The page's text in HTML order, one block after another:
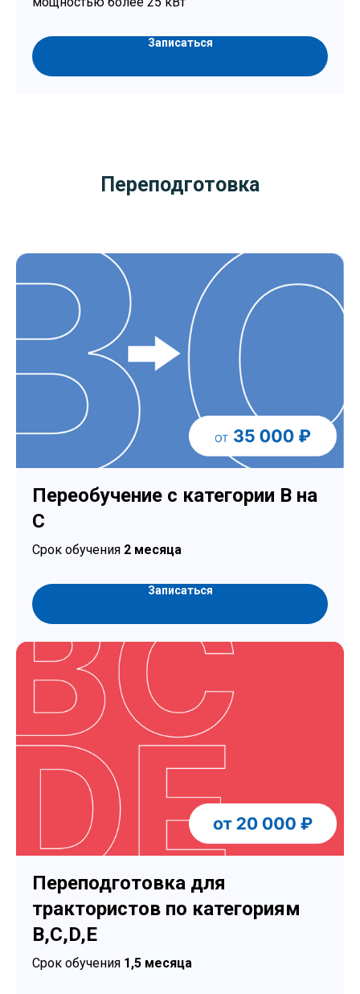
Записаться
Переподготовка
Переобучение с категории В на
С
Срок обучения 2 месяца
Записаться
Переподготовка для
трактористов по категориям
B,C,D,E
Срок обучения 1,5 месяца